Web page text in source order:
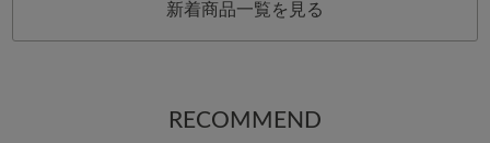
新着商品一覧を見る
RECOMMEND